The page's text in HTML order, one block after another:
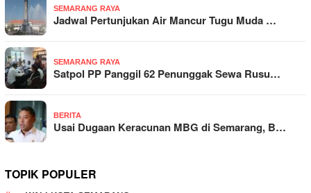
SEMARANG RAYA
Jadwal Pertunjukan Air Mancur Tugu Muda …
SEMARANG RAYA
Satpol PP Panggil 62 Penunggak Sewa Rusu…
BERITA
Usai Dugaan Keracunan MBG di Semarang, B…
TOPIK POPULER